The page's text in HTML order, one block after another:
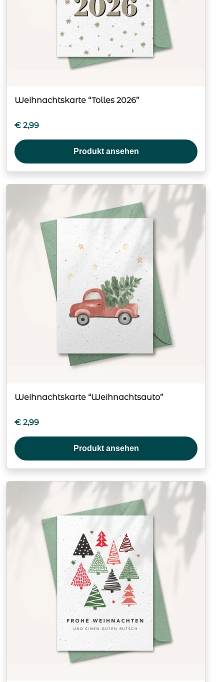
Weihnachtskarte “Tolles 2026”
€ 2,99
Produkt ansehen
Weihnachtskarte “Weihnachtsauto”
€ 2,99
Produkt ansehen